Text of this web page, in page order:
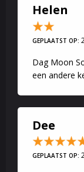
Helen
GEPLAATST OP:
Dag Moon
een andere
Dee
GEPLAATST OP: